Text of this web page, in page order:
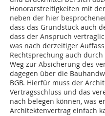
Honorarstreitigkeiten mit
neben der hier
dass das Grundstück auch
dass der Anspruch
was nach derzeitiger
Rechtsprechung auch
Weg zur Absicherung des
dagegen über die
BGB. Hierfür muss der
Vertragsschluss und das
nach belegen können, was
Architektenvertrag einfach